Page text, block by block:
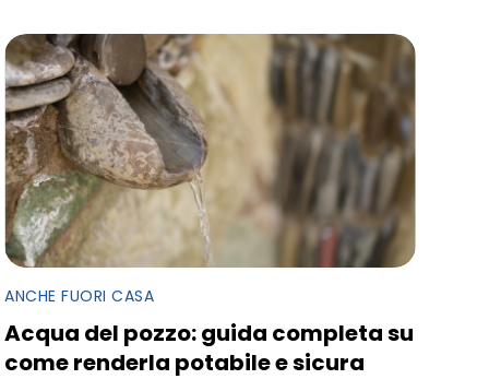
ANCHE FUORI CASA
Acqua del pozzo: guida completa su
come renderla potabile e sicura